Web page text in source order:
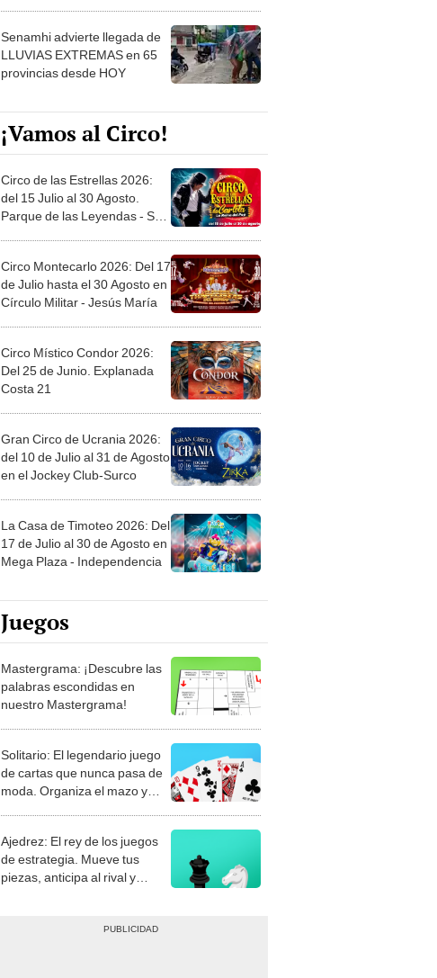
Senamhi advierte llegada de
LLUVIAS EXTREMAS en 65
provincias desde HOY
¡Vamos al Circo!
Circo de las Estrellas 2026:
del 15 Julio al 30 Agosto.
Parque de las Leyendas - San
Circo Montecarlo 2026: Del 17
de Julio hasta el 30 Agosto en
Círculo Militar - Jesús María
Circo Místico Condor 2026:
Del 25 de Junio. Explanada
Costa 21
Gran Circo de Ucrania 2026:
del 10 de Julio al 31 de Agosto
en el Jockey Club-Surco
La Casa de Timoteo 2026: Del
17 de Julio al 30 de Agosto en
Mega Plaza - Independencia
Juegos
Mastergrama: ¡Descubre las
palabras escondidas en
nuestro Mastergrama!
Solitario: El legendario juego
de cartas que nunca pasa de
moda. Organiza el mazo y
Ajedrez: El rey de los juegos
de estrategia. Mueve tus
piezas, anticipa al rival y